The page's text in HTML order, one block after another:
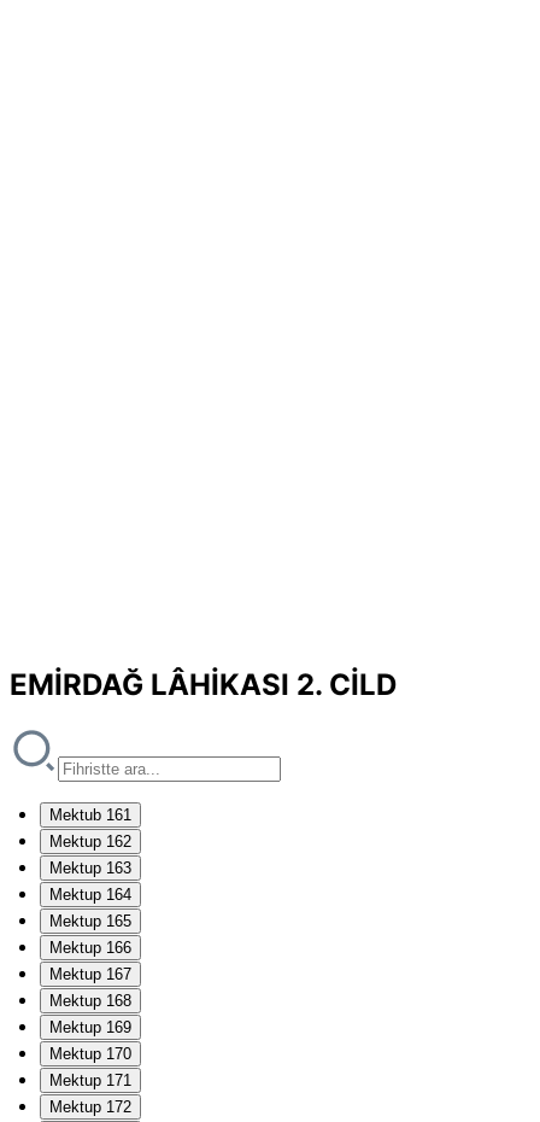
EMİRDAĞ LÂHİKASI 2. CİLD
Mektub 161
Mektup 162
Mektup 163
Mektup 164
Mektup 165
Mektup 166
Mektup 167
Mektup 168
Mektup 169
Mektup 170
Mektup 171
Mektup 172